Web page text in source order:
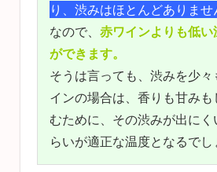
り、渋みはほとんどありませ
なので、 赤ワインよりも低
ができます。
そうは言っても、渋みを少
インの場合は、香りも甘み
むために、その渋みが出にく
らいが適正な温度となるでし